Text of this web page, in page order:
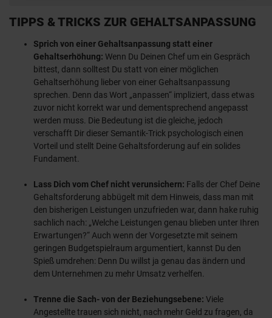
TIPPS & TRICKS ZUR GEHALTSANPASSUNG
Sprich von einer Gehaltsanpassung statt einer
Gehaltserhöhung: Wenn Du Deinen Chef um ein Gespräch
bittest, dann solltest Du statt von einer möglichen
Gehaltserhöhung lieber von einer Gehaltsanpassung
sprechen. Denn das Wort „anpassen“ impliziert, dass etwas
zuvor nicht korrekt war und dementsprechend angepasst
werden muss. Die Bedeutung ist die gleiche, jedoch
verschafft Dir dieser Semantik-Trick psychologisch einen
Vorteil und stellt Deine Gehaltsforderung auf ein solides
Fundament.
Lass Dich vom Chef nicht verunsichern: Falls der Chef Deine
Gehaltsforderung abbügelt mit dem Hinweis, dass man mit
den bisherigen Leistungen unzufrieden war, dann hake ruhig
sachlich nach: „Welche Leistungen genau blieben unter Ihren
Erwartungen?“ Auch wenn der Vorgesetzte mit seinem
geringen Budgetspielraum argumentiert, kannst Du den
Spieß umdrehen: Denn Du willst ja genau das ändern und
dem Unternehmen zu mehr Umsatz verhelfen.
Trenne die Sach- von der Beziehungsebene: Viele
Angestellte trauen sich nicht, nach mehr Geld zu fragen, da